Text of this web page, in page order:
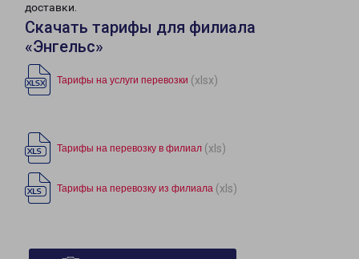
доставки.
Скачать тарифы для филиала
«Энгельс»
Тарифы на услуги перевозки (xlsx)
Тарифы на перевозку в филиал (xls)
Тарифы на перевозку из филиала (xls)